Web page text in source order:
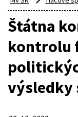
Štátna
kontrolu
výsledky